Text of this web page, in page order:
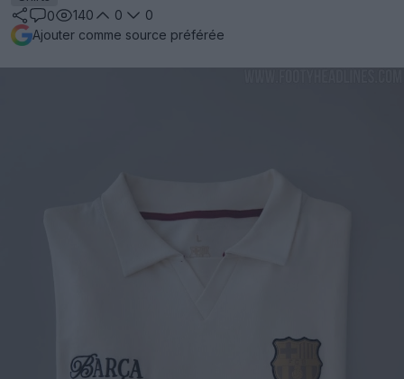
0
140 0
0
Ajouter comme source préférée